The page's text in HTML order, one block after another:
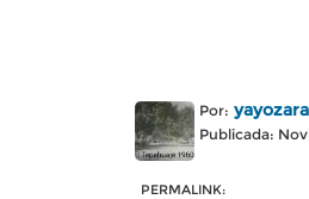
Por:
Publicada:
PERMALINK: